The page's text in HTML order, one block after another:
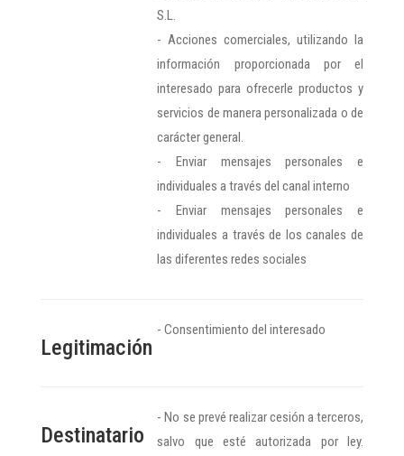
S.L.
- Acciones comerciales, utilizando la
información proporcionada por el
interesado para ofrecerle productos y
servicios de manera personalizada o de
carácter general.
- Enviar mensajes personales e
individuales a través del canal interno
- Enviar mensajes personales e
individuales a través de los canales de
las diferentes redes sociales
Legitimación
- Consentimiento del interesado
Destinatario
- No se prevé realizar cesión a terceros,
salvo que esté autorizada por ley.